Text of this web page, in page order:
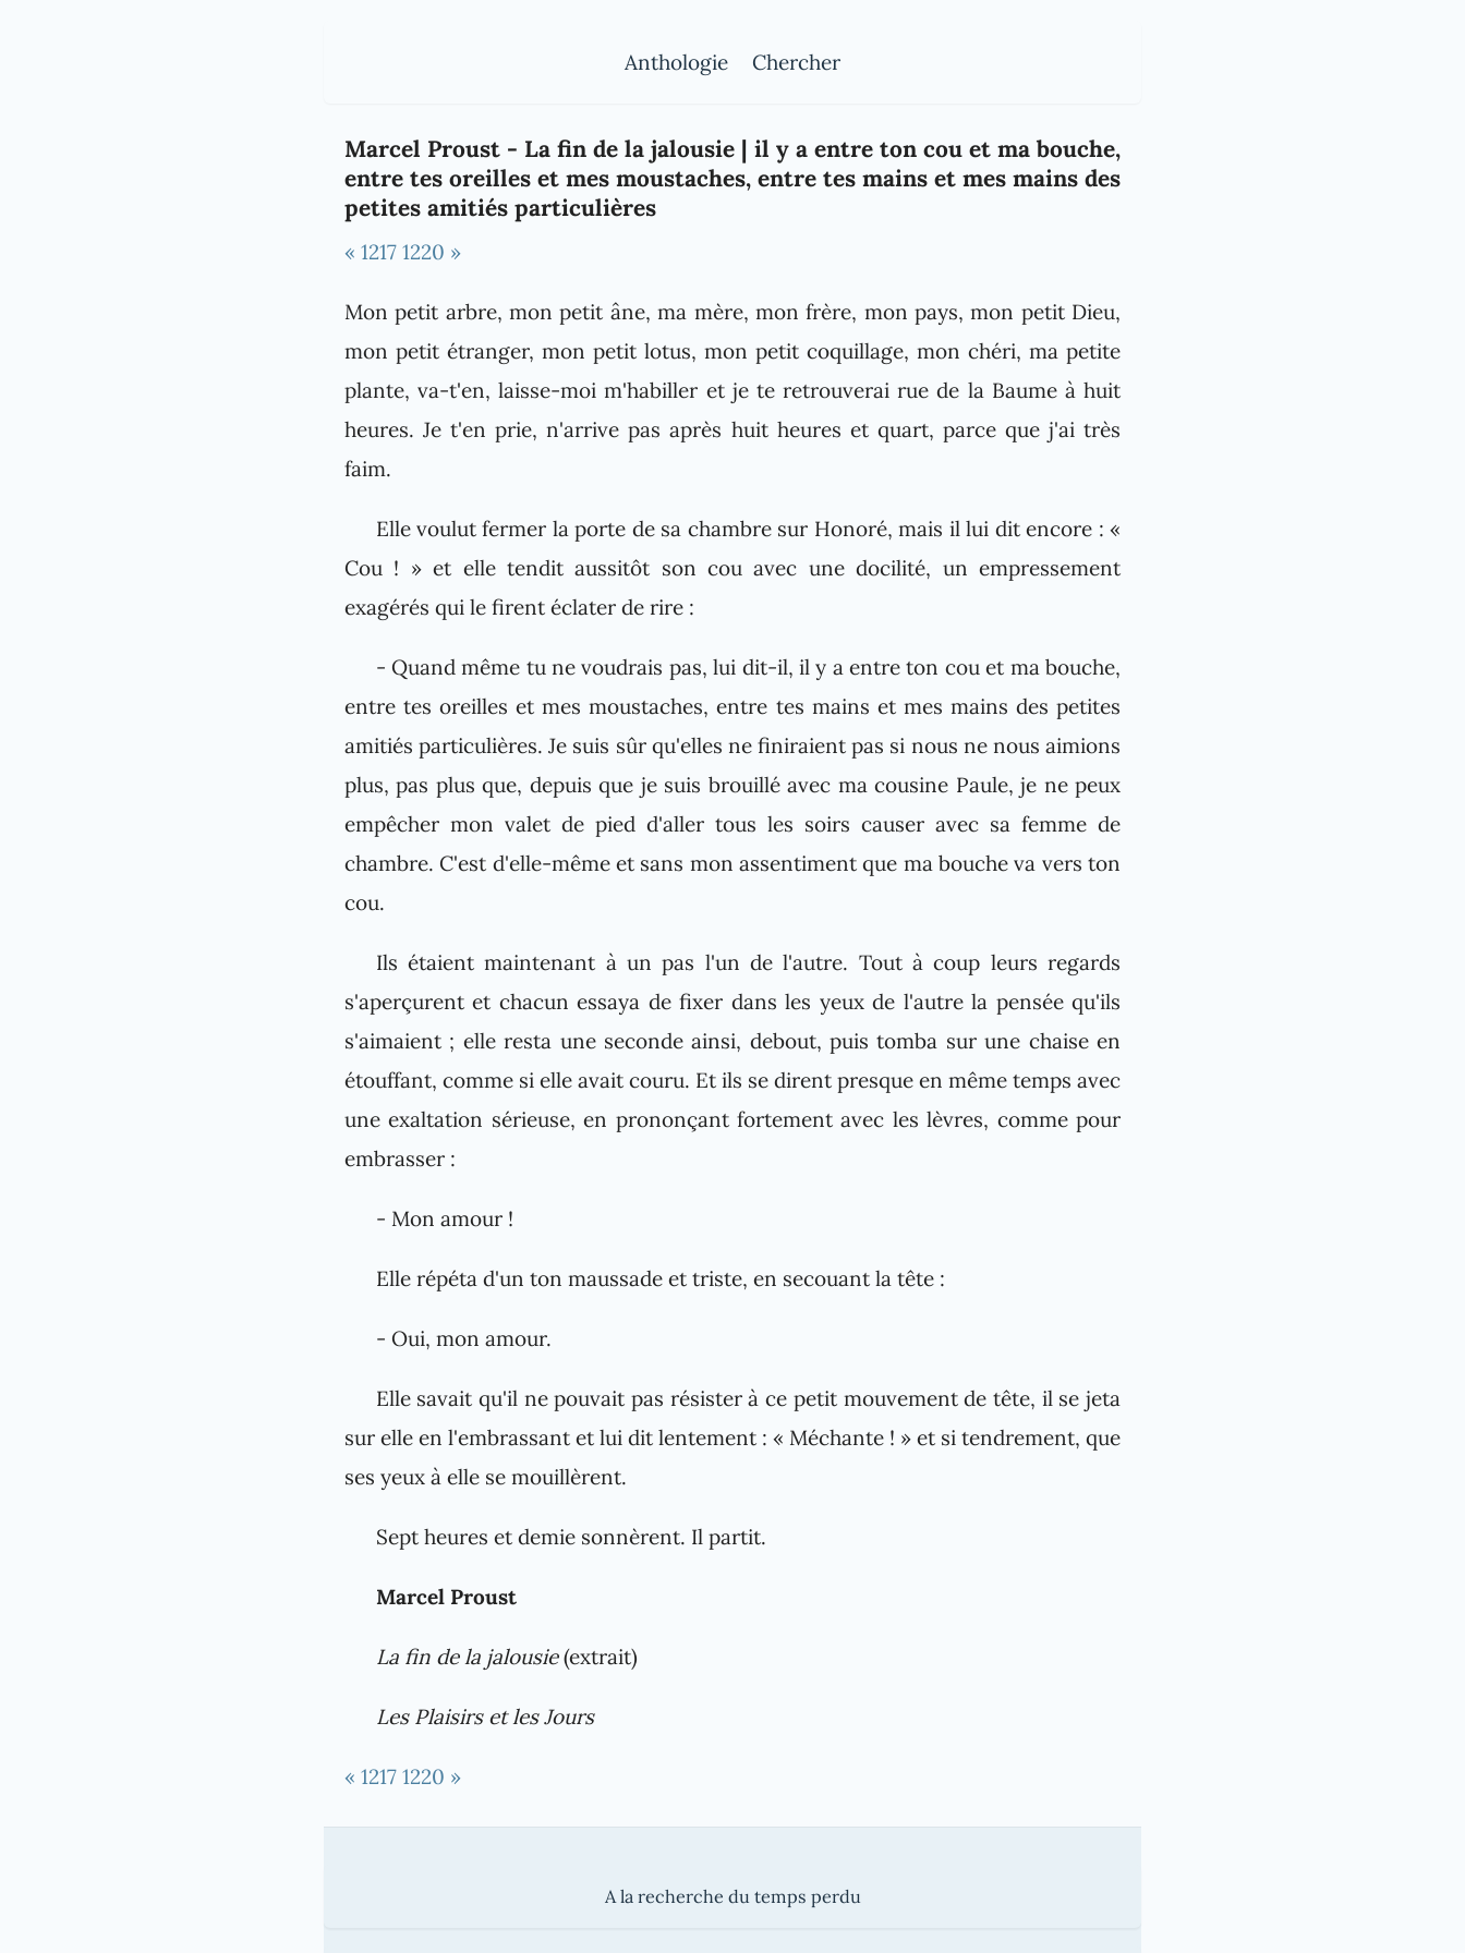
Anthologie Chercher
Marcel Proust - La fin de la jalousie | il y a entre ton cou et ma bouche,
entre tes oreilles et mes moustaches, entre tes mains et mes mains des
petites amitiés particulières
« 1217 1220 »
Mon petit arbre, mon petit âne, ma mère, mon frère, mon pays, mon petit Dieu,
mon petit étranger, mon petit lotus, mon petit coquillage, mon chéri, ma petite
plante, va-t'en, laisse-moi m'habiller et je te retrouverai rue de la Baume à huit
heures. Je t'en prie, n'arrive pas après huit heures et quart, parce que j'ai très
faim.
Elle voulut fermer la porte de sa chambre sur Honoré, mais il lui dit encore : «
Cou ! » et elle tendit aussitôt son cou avec une docilité, un empressement
exagérés qui le firent éclater de rire :
- Quand même tu ne voudrais pas, lui dit-il, il y a entre ton cou et ma bouche,
entre tes oreilles et mes moustaches, entre tes mains et mes mains des petites
amitiés particulières. Je suis sûr qu'elles ne finiraient pas si nous ne nous aimions
plus, pas plus que, depuis que je suis brouillé avec ma cousine Paule, je ne peux
empêcher mon valet de pied d'aller tous les soirs causer avec sa femme de
chambre. C'est d'elle-même et sans mon assentiment que ma bouche va vers ton
cou.
Ils étaient maintenant à un pas l'un de l'autre. Tout à coup leurs regards
s'aperçurent et chacun essaya de fixer dans les yeux de l'autre la pensée qu'ils
s'aimaient ; elle resta une seconde ainsi, debout, puis tomba sur une chaise en
étouffant, comme si elle avait couru. Et ils se dirent presque en même temps avec
une exaltation sérieuse, en prononçant fortement avec les lèvres, comme pour
embrasser :
- Mon amour !
Elle répéta d'un ton maussade et triste, en secouant la tête :
- Oui, mon amour.
Elle savait qu'il ne pouvait pas résister à ce petit mouvement de tête, il se jeta
sur elle en l'embrassant et lui dit lentement : « Méchante ! » et si tendrement, que
ses yeux à elle se mouillèrent.
Sept heures et demie sonnèrent. Il partit.
Marcel Proust
La fin de la jalousie(extrait)
Les Plaisirs et les Jours
« 1217 1220 »
A la recherche du temps perdu